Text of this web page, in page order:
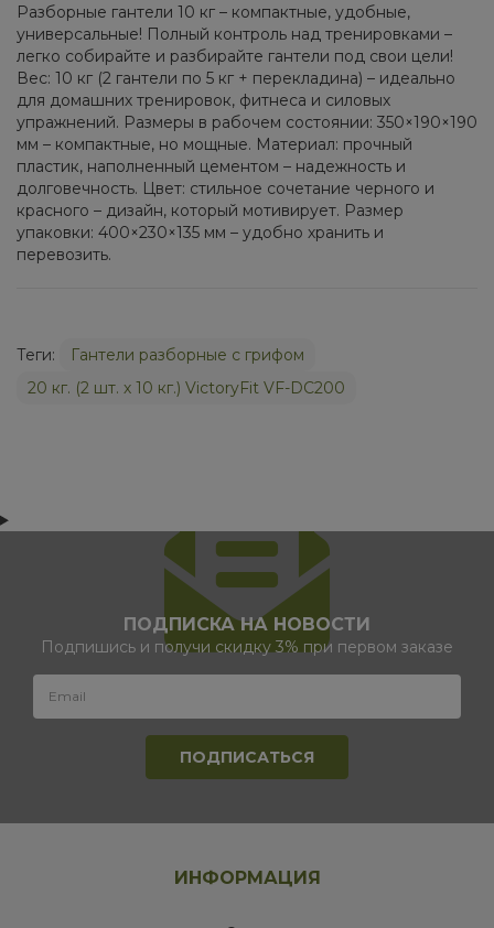
Разборные гантели 10 кг – компактные, удобные,
универсальные! Полный контроль над тренировками –
легко собирайте и разбирайте гантели под свои цели!
Вес: 10 кг (2 гантели по 5 кг + перекладина) – идеально
для домашних тренировок, фитнеса и силовых
упражнений. Размеры в рабочем состоянии: 350×190×190
мм – компактные, но мощные. Материал: прочный
пластик, наполненный цементом – надежность и
долговечность. Цвет: стильное сочетание черного и
красного – дизайн, который мотивирует. Размер
упаковки: 400×230×135 мм – удобно хранить и
перевозить.
Теги:
Гантели разборные с грифом
20 кг. (2 шт. х 10 кг.) VictoryFit VF-DС200
ПОДПИСКА НА НОВОСТИ
Подпишись и получи скидку 3% при первом заказе
ИНФОРМАЦИЯ